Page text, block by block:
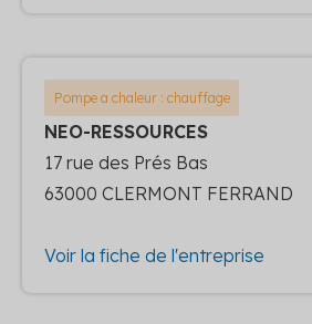
Pompe a chaleur : chauffage
NEO-RESSOURCES
17 rue des Prés Bas
63000 CLERMONT FERRAND
Voir la fiche de l'entreprise